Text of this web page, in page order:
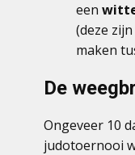
een
(deze
maken
De
Ongeveer 10
judotoernooi